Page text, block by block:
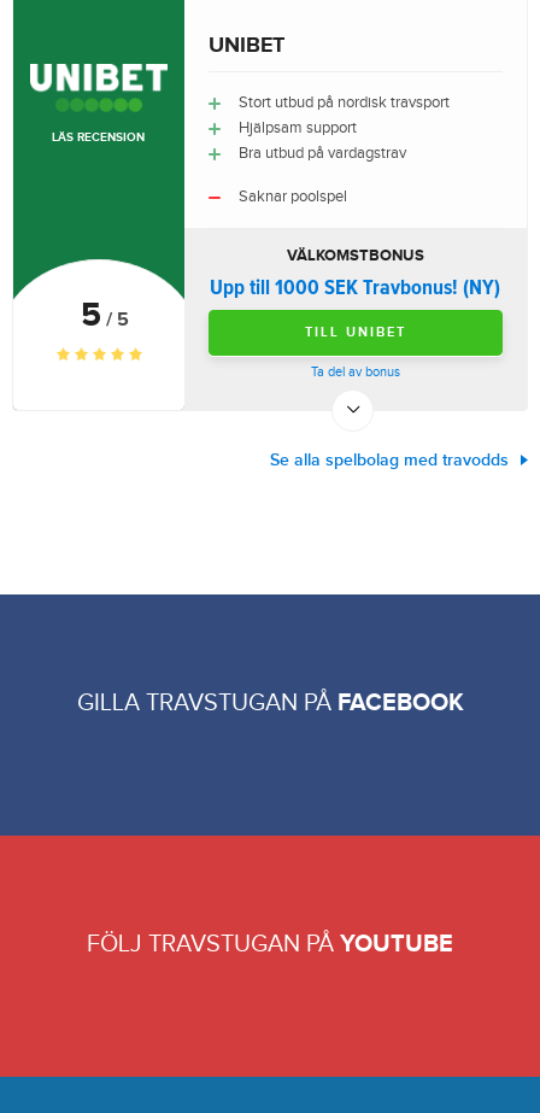
5 / 5
LÄS RECENSION
UNIBET
Stort utbud på nordisk travsport
Hjälpsam support
Bra utbud på vardagstrav
Saknar poolspel
VÄLKOMSTBONUS
Upp till 1000 SEK Travbonus! (NY)
TILL UNIBET
Ta del av bonus
Se alla spelbolag med travodds
GILLA TRAVSTUGAN PÅ FACEBOOK
FÖLJ TRAVSTUGAN PÅ YOUTUBE